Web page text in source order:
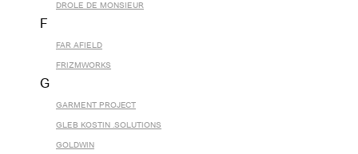
DROLE DE MONSIEUR
F
FAR AFIELD
FRIZMWORKS
G
GARMENT PROJECT
GLEB KOSTIN .SOLUTIONS
GOLDWIN